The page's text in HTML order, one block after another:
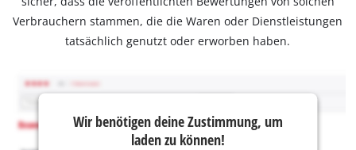
Verbrauchern stammen, die die Waren oder Dienstleistungen
tatsächlich genutzt oder erworben haben.
Wir benötigen deine Zustimmung, um
laden zu können!